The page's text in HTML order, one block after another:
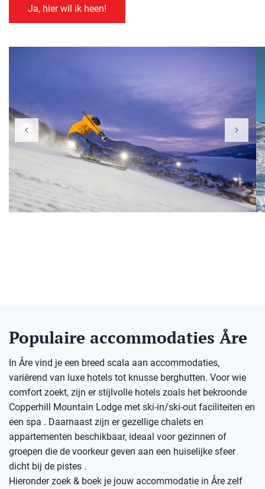
Ja, hier wil ik heen!
Populaire accommodaties Åre
In Åre vind je een breed scala aan accommodaties,
variërend van luxe hotels tot knusse berghutten. Voor wie
comfort zoekt, zijn er stijlvolle hotels zoals het bekroonde
Copperhill Mountain Lodge met ski-in/ski-out faciliteiten en
een spa . Daarnaast zijn er gezellige chalets en
appartementen beschikbaar, ideaal voor gezinnen of
groepen die de voorkeur geven aan een huiselijke sfeer
dicht bij de pistes .​
Hieronder zoek & boek je jouw accommodatie in Åre zelf